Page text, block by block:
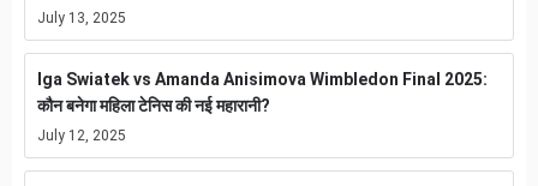
July 13, 2025
Iga Swiatek vs Amanda Anisimova Wimbledon Final 2025:
कौन बनेगा महिला टेनिस की नई महारानी?
July 12, 2025